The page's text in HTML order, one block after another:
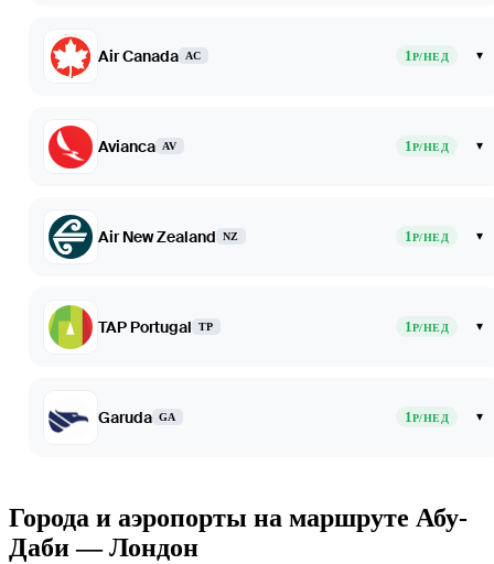
Air Canada AC 1Р/НЕД ▾
Avianca AV 1Р/НЕД ▾
Air New Zealand NZ 1Р/НЕД ▾
TAP Portugal TP 1Р/НЕД ▾
Garuda GA 1Р/НЕД ▾
Города и аэропорты на маршруте Абу-
Даби — Лондон